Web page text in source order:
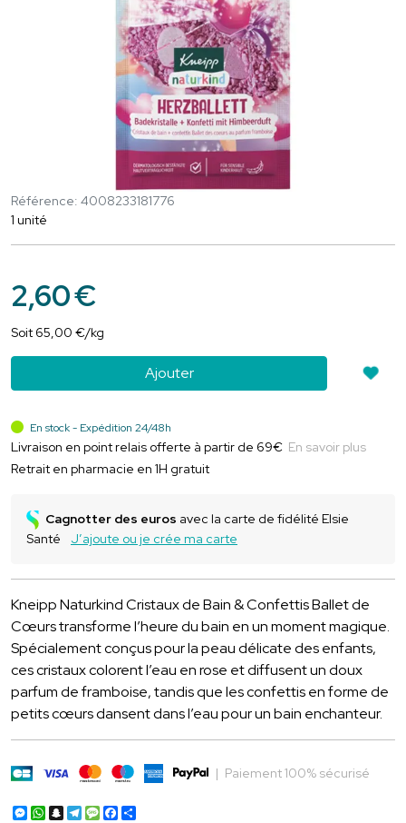
Référence: 4008233181776
1 unité
2,60€
Soit 65,00 €/kg
Ajouter
En stock - Expédition 24/48h
Livraison en point relais offerte à partir de 69€ En savoir plus
Retrait en pharmacie en 1H gratuit
Cagnotter des euros avec la carte de fidélité Elsie
Santé
J’ajoute ou je crée ma carte
Kneipp Naturkind Cristaux de Bain & Confettis Ballet de
Cœurs transforme l’heure du bain en un moment magique.
Spécialement conçus pour la peau délicate des enfants,
ces cristaux colorent l’eau en rose et diffusent un doux
parfum de framboise, tandis que les confettis en forme de
petits cœurs dansent dans l’eau pour un bain enchanteur.
| Paiement 100% sécurisé
Messenger
WhatsApp
Snapchat
Telegram
Message
Facebook